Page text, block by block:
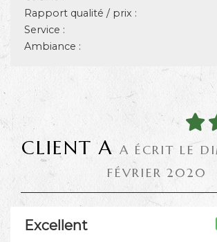
Rapport qualité / prix :
Service :
Ambiance :
CLIENT A A ÉCRIT LE
FÉVRIER 2020
Excellent